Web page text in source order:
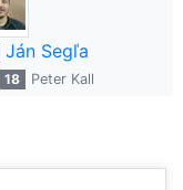
Ján Segľa
18 Peter Kall